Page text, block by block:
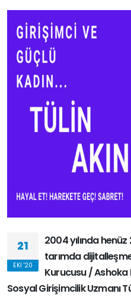
21
EKI '20
2004 yılında
tarımda
Kurucusu / Ashoka
Sosyal Girişimcilik Uzmanı